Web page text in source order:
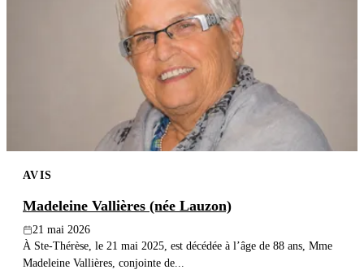
AVIS
Madeleine Vallières (née Lauzon)
21 mai 2026
À Ste-Thérèse, le 21 mai 2025, est décédée à l’âge de 88 ans, Mme
Madeleine Vallières, conjointe de...